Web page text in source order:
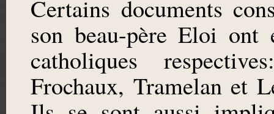
Certains documents
son beau-père Eloi ont
catholiques
Frochaux, Tramelan et